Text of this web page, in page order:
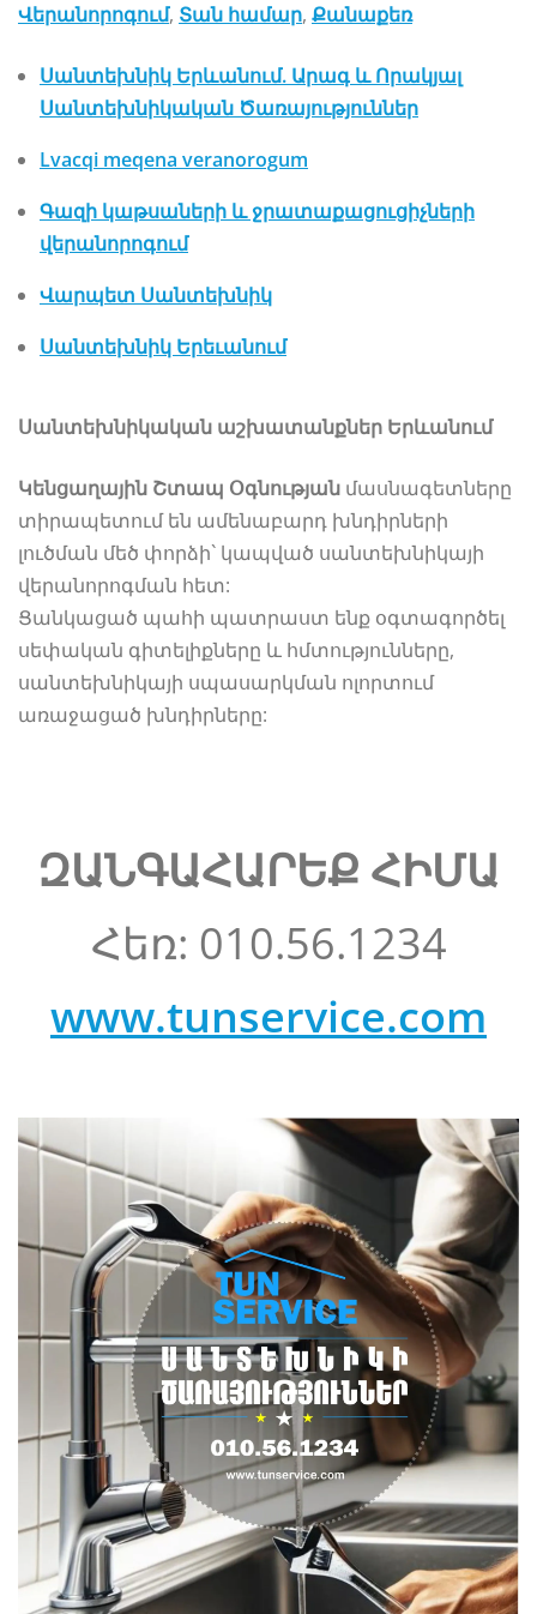
Վերանորոգում, Տան համար, Քանաքեռ
Սանտեխնիկ Երևանում. Արագ և Որակյալ
Սանտեխնիկական Ծառայություններ
Lvacqi meqena veranorogum
Գազի կաթսաների և ջրատաքացուցիչների
վերանորոգում
Վարպետ Սանտեխնիկ
Սանտեխնիկ Երեւանում
Սանտեխնիկական աշխատանքներ Երևանում
Կենցաղային Շտապ Օգնության մասնագետները
տիրապետում են ամենաբարդ խնդիրների
լուծման մեծ փորձի` կապված սանտեխնիկայի
վերանորոգման հետ:
Ցանկացած պահի պատրաստ ենք օգտագործել
սեփական գիտելիքները և հմտությունները,
սանտեխնիկայի սպասարկման ոլորտում
առաջացած խնդիրները:
ԶԱՆԳԱՀԱՐԵՔ ՀԻՄԱ
Հեռ: 010.56.1234
www.tunservice.com